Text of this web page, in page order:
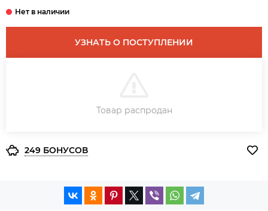
УЗНАТЬ О ПОСТУПЛЕНИИ
ЗАКАЗ В ОДИН КЛИК
Товар распродан
249 БОНУСОВ